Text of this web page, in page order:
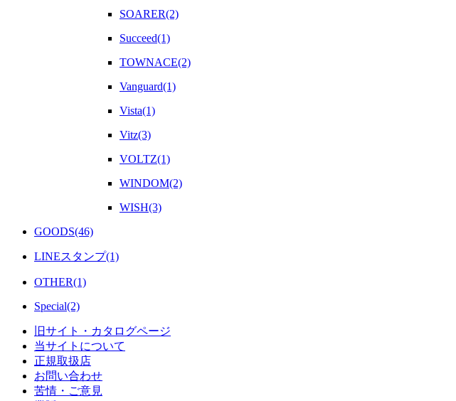
SOARER(2)
Succeed(1)
TOWNACE(2)
Vanguard(1)
Vista(1)
Vitz(3)
VOLTZ(1)
WINDOM(2)
WISH(3)
GOODS(46)
LINEスタンプ(1)
OTHER(1)
Special(2)
旧サイト・カタログページ
当サイトについて
正規取扱店
お問い合わせ
苦情・ご意見